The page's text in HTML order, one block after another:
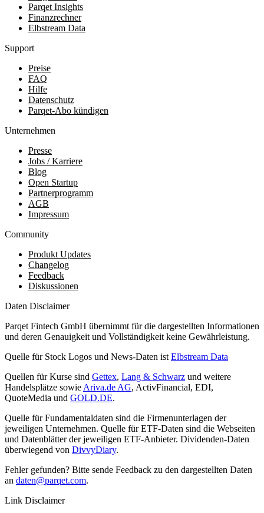
Parqet Insights
Finanzrechner
Elbstream Data
Support
Preise
FAQ
Hilfe
Datenschutz
Parqet-Abo kündigen
Unternehmen
Presse
Jobs / Karriere
Blog
Open Startup
Partnerprogramm
AGB
Impressum
Community
Produkt Updates
Changelog
Feedback
Diskussionen
Daten Disclaimer
Parqet Fintech GmbH übernimmt für die dargestellten Informationen
und deren Genauigkeit und Vollständigkeit keine Gewährleistung.
Quelle für Stock Logos und News-Daten ist Elbstream Data
Quellen für Kurse sind Gettex, Lang & Schwarz und weitere
Handelsplätze sowie Ariva.de AG, ActivFinancial, EDI,
QuoteMedia und GOLD.DE.
Quelle für Fundamentaldaten sind die Firmenunterlagen der
jeweiligen Unternehmen. Quelle für ETF-Daten sind die Webseiten
und Datenblätter der jeweiligen ETF-Anbieter. Dividenden-Daten
überwiegend von DivvyDiary.
Fehler gefunden? Bitte sende Feedback zu den dargestellten Daten
an daten@parqet.com.
Link Disclaimer